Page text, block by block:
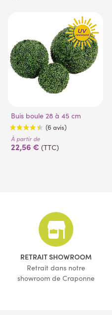
Buis boule 28 à 45 cm
(6 avis)
À partir de
22,56 € (TTC)
RETRAIT SHOWROOM
Retrait dans notre
showroom de Craponne